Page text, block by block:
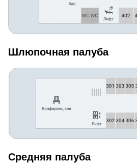
Шлюпочная палуба
Средняя палуба